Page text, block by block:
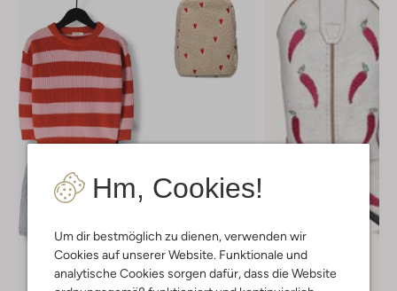
Hm, Cookies!
Um dir bestmöglich zu dienen, verwenden wir
Cookies auf unserer Website. Funktionale und
analytische Cookies sorgen dafür, dass die Website
Letzter Artikel
-50%